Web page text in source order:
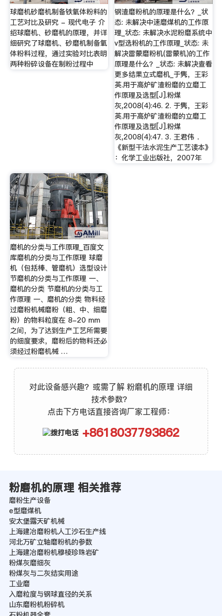
球磨机砂磨机制备铁氧体粉料的
工艺对比及研究 - 现代电子 介
绍球磨机、砂磨机的原理，并详
细研究了球磨机、砂磨机制备氧
体粉料过程，通过实验对比表明
两种粉碎设备在制粉过程中
钢渣磨粉机的原理是什么？_状
态: 未解决中速磨煤机的工作原
理_状态: 未解决水泥粉磨系统中
v型选粉机的工作原理_状态: 未
解决雷蒙磨粉机(雷蒙机)的工作
原理是什么？_状态: 未解决查看
更多结果立式磨机_于隽，王彩
英.用于高炉矿渣粉磨的立磨工
作原理及选型[J].粉煤
灰,2008(4):46. 2. 于隽，王彩
英.用于高炉矿渣粉磨的立磨工
作原理及选型[J].粉煤
灰,2008(4):47. 3. 王君伟 ．
《新型干法水泥生产工艺读本》
：化学工业出版社，2007年
磨机的分类与工作原理_百度文
库磨机的分类与工作原理 球磨
机（包括棒、管磨机）选型设计
节磨机的分类与工作原理 一、
磨机的分类 节磨机的分类与工
作原理 一、磨机的分类 物料经
过磨粉机械磨粉（粗、中、细磨
粉）的物料粒度在 8-20 mm
之间，为了达到生产工艺所需要
的细度要求，磨粉后的物料还必
须经过粉磨机械 …
对此设备感兴趣？或需了解 粉磨机的原理 详细
技术参数？
点击下方电话直接咨询厂家工程师：
+8618037793862
粉磨机的原理 相关推荐
磨粉生产设备
e型磨煤机
安太堡露天矿机械
上海建冶磨粉机人工沙石生产线
河北万矿立轴磨粉机的参数
上海建冶磨粉机穆棱珍珠岩矿
粉煤灰磨细灰
粉煤灰与二灰结实用途
工业磨
入磨粒度与钢球直径的关系
山东磨粉机粉碎机